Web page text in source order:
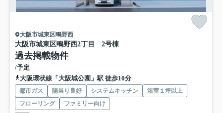
大阪市城東区鴫野西
大阪市城東区鴫野西2丁目 2号棟
過去掲載物件
/予定
大阪環状線「大阪城公園」駅 徒歩10分
都市ガス 陽当り良好 システムキッチン
浴室１坪以上
フローリング
ファミリー向け